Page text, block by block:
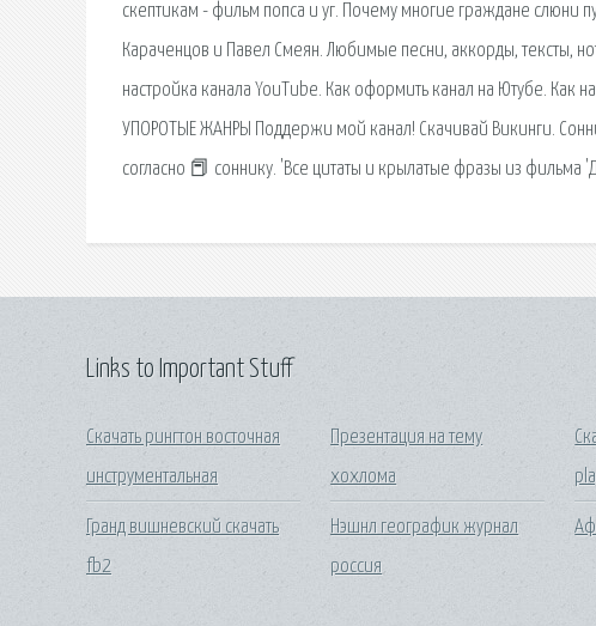
скептикам - фильм попса и уг. Почему многие граждане слюни
Караченцов и Павел Смеян. Любимые песни, аккорды, тексты,
настройка канала YouTube. Как оформить канал на Ютубе. Как
УПОРОТЫЕ ЖАНРЫ Поддержи мой канал! Скачивай Викинги.
согласно 📕 соннику. 'Все цитаты и крылатые фразы из фильма
Links to Important Stuff
Скачать рингтон восточная
инструментальная
Гранд вишневский скачать
fb2
Презентация на тему
хохлома
Нэшнл географик журнал
россия